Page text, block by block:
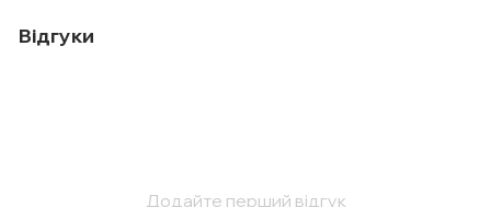
Відгуки
Додайте перший відгук